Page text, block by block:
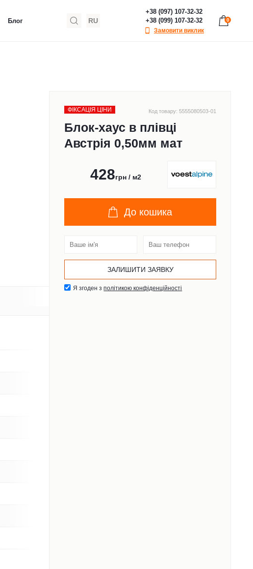
Блог RU
+38 (097) 107-32-32
+38 (099) 107-32-32
Замовити виклик
0
ФІКСАЦІЯ ЦІНИ Код товару: 5555080503-01
Блок-хаус в плівці
Австрія 0,50мм мат
428грн / м2
До кошика
Я згоден зполітикою конфіденційності